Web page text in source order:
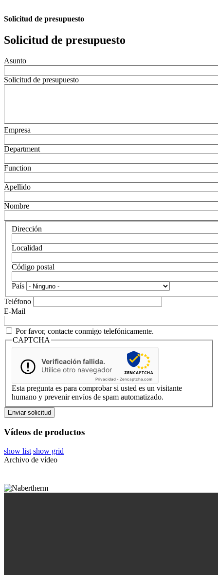
Solicitud de presupuesto
Solicitud de presupuesto
Asunto
Solicitud de presupuesto
Empresa
Department
Function
Apellido
Nombre
Dirección
Localidad
Código postal
País
Teléfono
E-Mail
Por favor, contacte conmigo telefónicamente.
CAPTCHA
Verificación fallida.
Utilice otro navegador
Privacidad - Zencaptcha.com
Esta pregunta es para comprobar si usted es un visitante
humano y prevenir envíos de spam automatizado.
Vídeos de productos
show list show grid
Archivo de vídeo